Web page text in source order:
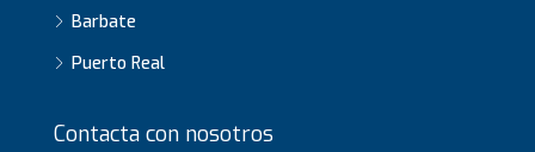
Barbate
Puerto Real
Contacta con nosotros